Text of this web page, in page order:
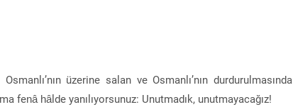
üzerine salan ve Osmanlı’nın durdurulmasında
fenâ hâlde yanılıyorsunuz: Unutmadık, unutmayacağız!